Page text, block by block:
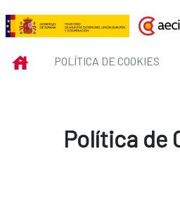
Saltar al contenido principal
Política de Cookies
INICIOPOLÍTICA DE COOKIES
Política de